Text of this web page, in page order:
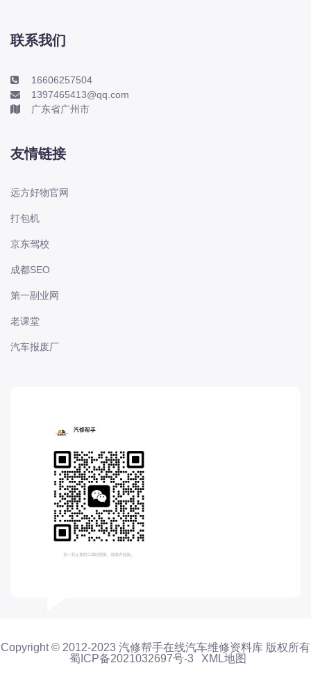
曹操
长城
长安
长安-睿行
长安-跨越
DS
DS-进口
东风景逸
东风轻型新能源
东风风光
东风风度
东风风神
东风风行
大力牛魔王
联系我们
16606257504
1397465413@qq.com
广东省广州市
友情链接
远方好物官网
打包机
京东驾校
成都SEO
第一副业网
老课堂
汽车报废厂
Copyright © 2012-2023 汽修帮手在线汽车维修资料库 版权所有
蜀ICP备2021032697号-3
XML地图